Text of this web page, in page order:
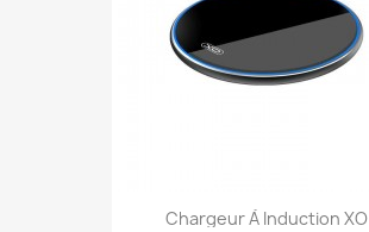
Chargeur À Induction XO